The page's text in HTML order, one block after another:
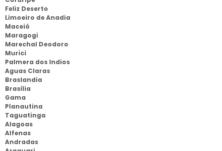
Feliz Deserto
Limoeiro de Anadia
Maceió
Maragogi
Marechal Deodoro
Murici
Palmera dos Indios
Aguas Claras
Braslandia
Brasília
Gama
Planautina
Taguatinga
Alagoas
Alfenas
Andradas